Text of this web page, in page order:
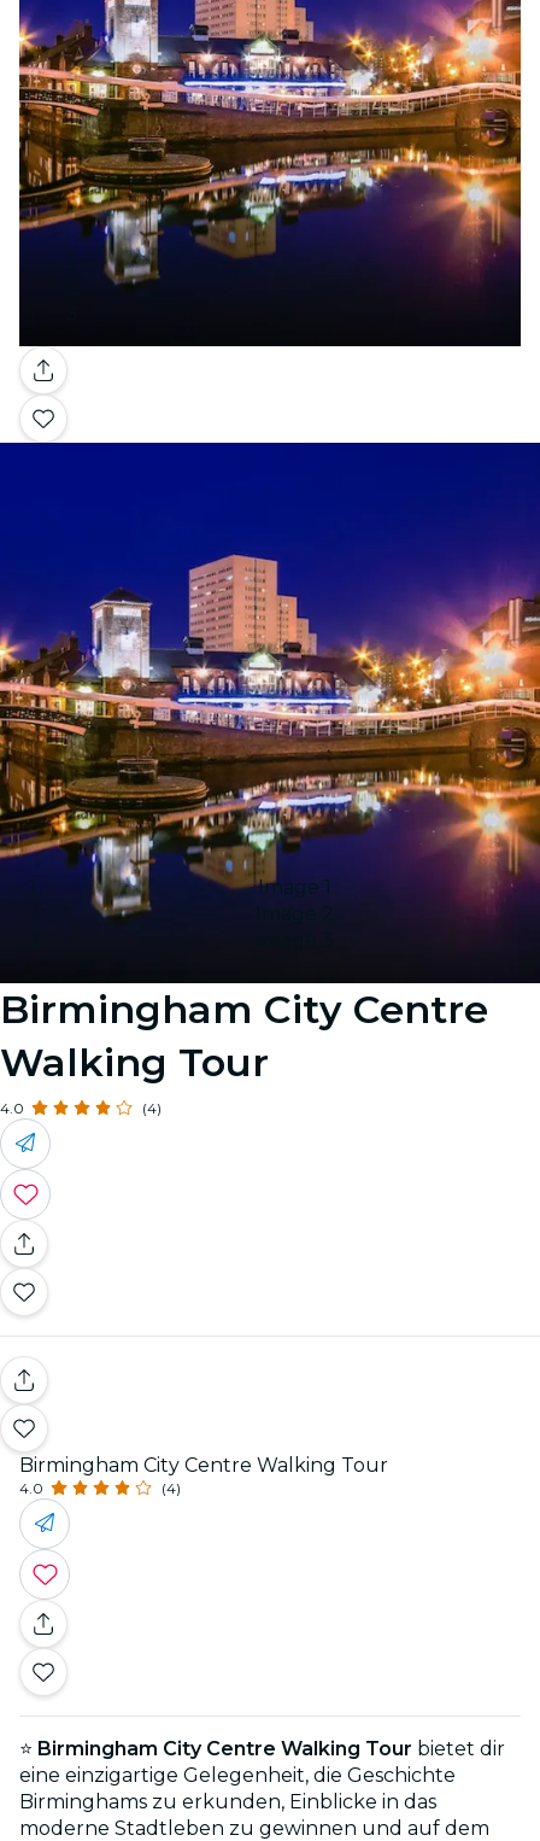
Galerie
Image 1
Birmingham City Centre
Walking Tour
4.0 (4)
Birmingham City Centre Walking Tour
4.0 (4)
⭐ Birmingham City Centre Walking Tour bietet dir
eine einzigartige Gelegenheit, die Geschichte
Birminghams zu erkunden, Einblicke in das
moderne Stadtleben zu gewinnen und auf dem